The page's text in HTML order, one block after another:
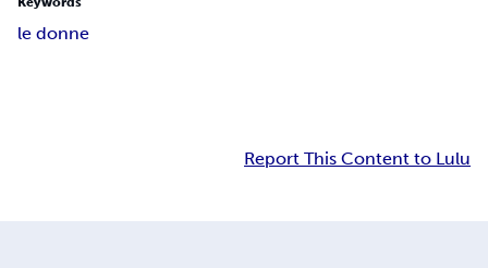
le donne
Report This Content to Lulu